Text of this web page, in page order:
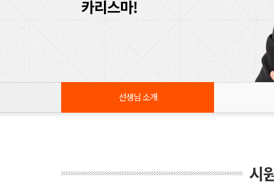
카리스마!
선생님 소개
시